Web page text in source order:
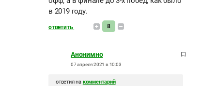
в 2019 году.
ответить 8
Анонимно
07 апреля 2021 в 10:03
ответил на комментарий